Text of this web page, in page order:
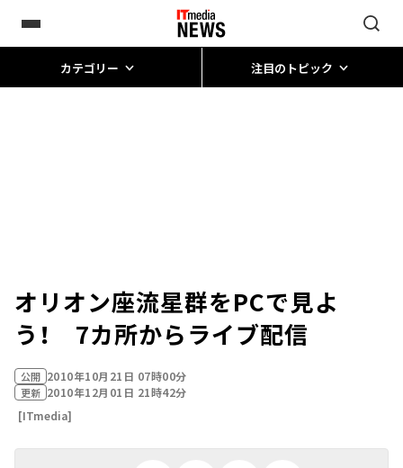
カテゴリー 注目のトピック
オリオン座流星群をPCで見よ
う！ 7カ所からライブ配信
公開 2010年10月21日 07時00分
更新 2010年12月01日 21時42分
[ITmedia]